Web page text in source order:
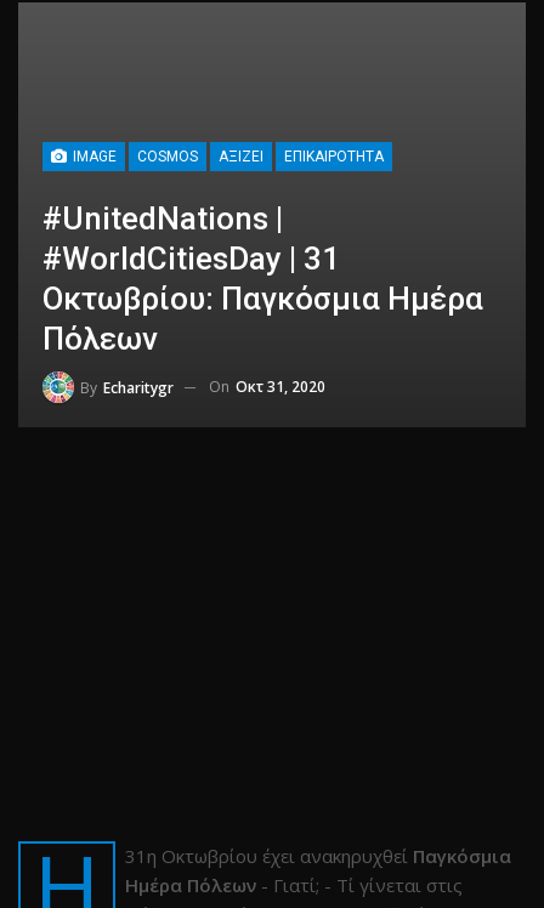
IMAGE COSMOS ΑΞΊΖΕΙ ΕΠΙΚΑΙΡΌΤΗΤΑ
#UnitedNations |
#WorldCitiesDay | 31
Οκτωβρίου: Παγκόσμια Ημέρα
Πόλεων
By Echaritygr On Οκτ 31, 2020
31η Οκτωβρίου έχει ανακηρυχθεί Παγκόσμια
Ημέρα Πόλεων - Γιατί; - Τί γίνεται στις